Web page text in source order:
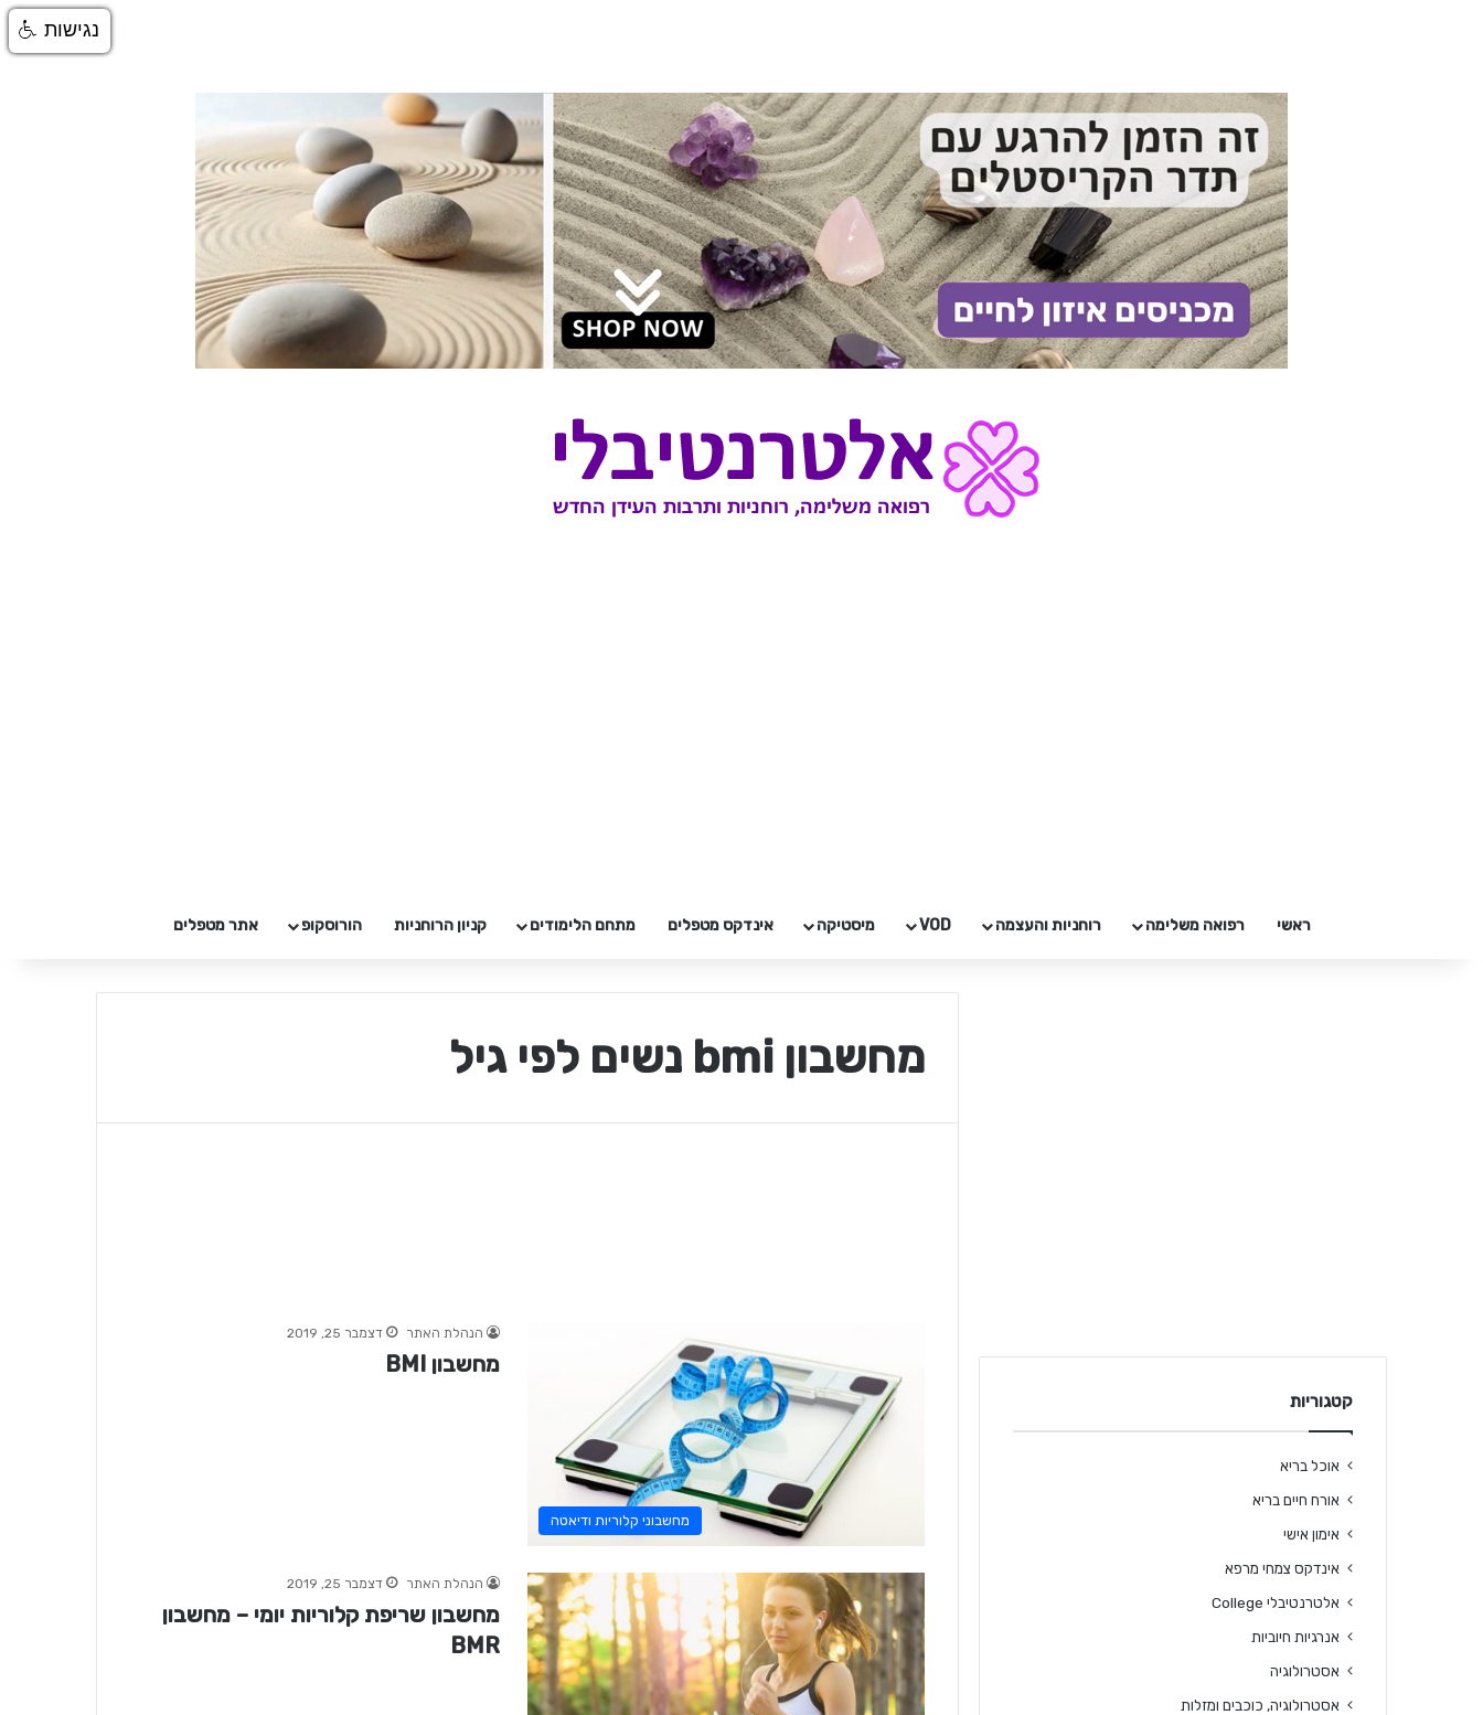
ראשי רפואה משלימה רוחניות והעצמה VOD מיסטיקה אינדקס מטפלים מתחם הלימודים קניון הרוחניות הורוסקופ אתר מטפלים
מחשבון bmi נשים לפי גיל
מחשבוני קלוריות ודיאטה
הנהלת האתר דצמבר 25, 2019
מחשבון BMI
הנהלת האתר דצמבר 25, 2019
מחשבון שריפת קלוריות יומי – מחשבון
BMR
קטגוריות
אוכל בריא
אורח חיים בריא
אימון אישי
אינדקס צמחי מרפא
אלטרנטיבלי College
אנרגיות חיוביות
אסטרולוגיה
אסטרולוגיה, כוכבים ומזלות
נגישות